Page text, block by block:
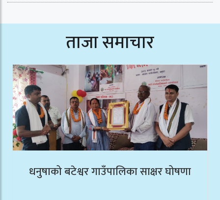
ताजा समाचार
धनुषाको बटेश्वर गाउँपालिका साक्षर घोषणा